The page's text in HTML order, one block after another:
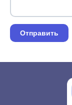
Отправить